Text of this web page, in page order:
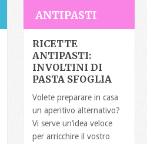
ANTIPASTI
RICETTE
ANTIPASTI:
INVOLTINI DI
PASTA SFOGLIA
Volete preparare in casa
un aperitivo alternativo?
Vi serve un’idea veloce
per arricchire il vostro